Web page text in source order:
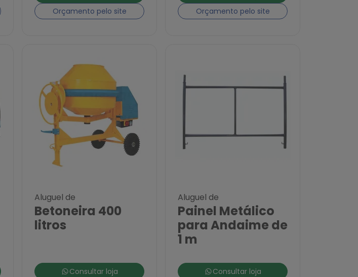
Orçamento pelo site
Orçamento pelo site
Aluguel de
Betoneira 400
litros
Consultar loja
Aluguel de
Painel Metálico
para Andaime de
1 m
Consultar loja